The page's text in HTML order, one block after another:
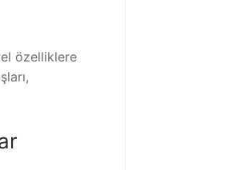
özelliklere